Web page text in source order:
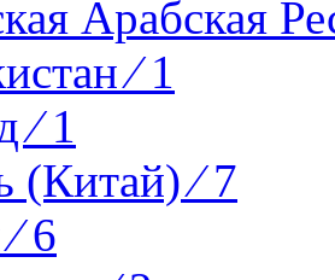
Арабская
⁄ 1
⁄ 1
(Китай) ⁄ 7
6